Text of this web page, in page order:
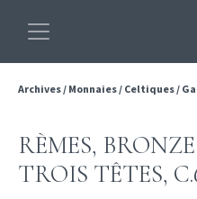
Archives/ Monnaies/ Celtiques/
RÈMES,
TROIS TÊTES,